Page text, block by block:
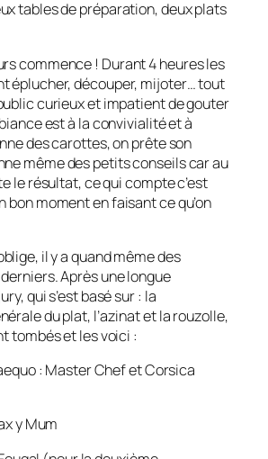
tables de préparation, deux plats
commence ! Durant 4 heures les
éplucher, découper, mijoter… tout
curieux et impatient de gouter
est à la convivialité et à
des carottes, on prête son
même des petits conseils car au
le résultat, ce qui compte c’est
bon moment en faisant ce qu’on
il y a quand même des
Après une longue
qui s’est basé sur : la
du plat, l’azinat et la rouzolle,
tombés et les voici :
: Master Chef et Corsica
y Mum